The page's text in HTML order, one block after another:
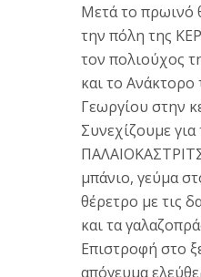
Μετά το πρωινό
την πόλη της
τον πολιούχος
και το
Γεωργίου στην
Συνεχίζουμε για
μπάνιο, γεύμα
θέρετρο με τις
και τα
Επιστροφή στο
απόγευμα